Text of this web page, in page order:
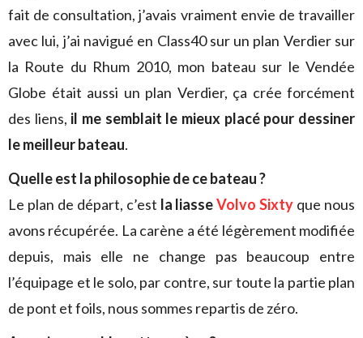
fait de consultation, j’avais vraiment envie de travailler
avec lui, j’ai navigué en Class40 sur un plan Verdier sur
la Route du Rhum 2010, mon bateau sur le Vendée
Globe était aussi un plan Verdier, ça crée forcément
des liens, il me semblait le mieux placé pour dessiner
le meilleur bateau.
Quelle est la philosophie de ce bateau ?
Le plan de départ, c’est la liasseVolvo Sixty que nous
avons récupérée. La carène a été légèrement modifiée
depuis, mais elle ne change pas beaucoup entre
l’équipage et le solo, par contre, sur toute la partie plan
de pont et foils, nous sommes repartis de zéro.